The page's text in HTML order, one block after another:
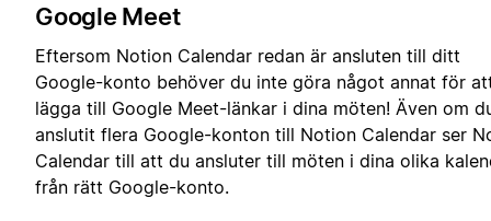
Google Meet
Eftersom Notion Calendar redan är ansluten till ditt
Google-konto behöver du inte göra något annat för
lägga till Google Meet-länkar i dina möten! Även om
anslutit flera Google-konton till Notion Calendar ser
Calendar till att du ansluter till möten i dina olika
från rätt Google-konto.